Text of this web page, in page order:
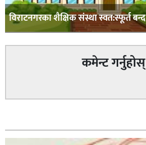
विराटनगरका शैक्षिक संस्था स्वत:स्फूर्त बन्द
कमेन्ट गर्नुहोस्